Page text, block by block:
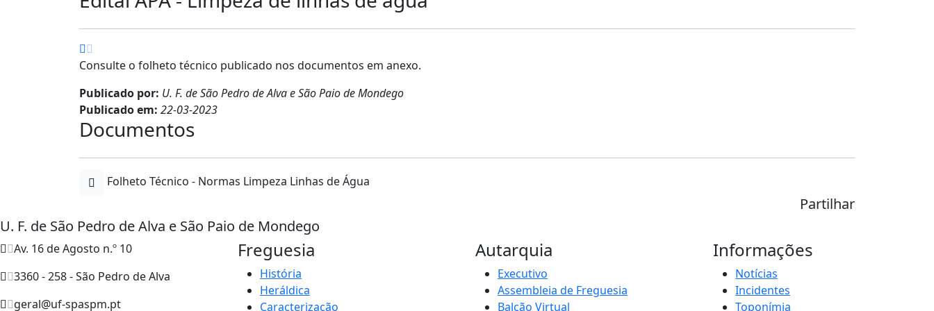
Consulte o folheto técnico publicado nos documentos em anexo.
Publicado por: U. F. de São Pedro de Alva e São Paio de Mondego
Publicado em: 22-03-2023
Documentos
Folheto Técnico - Normas Limpeza Linhas de Água
Partilhar
U. F. de São Pedro de Alva e São Paio de Mondego
Av. 16 de Agosto n.º 10
3360 - 258 - São Pedro de Alva
geral@uf-spaspm.pt
Freguesia
História
Heráldica
Caracterização
Autarquia
Executivo
Assembleia de Freguesia
Balcão Virtual
Informações
Notícias
Incidentes
Toponímia